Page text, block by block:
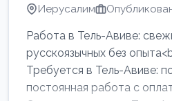
Иерусалим
Работа в Тель-Авиве:
русскоязычных без
Требуется в Тель-Авиве:
постоянная работа с